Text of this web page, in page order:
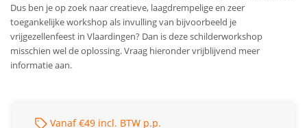
Dus ben je op zoek naar creatieve, laagdrempelige en zeer
toegankelijke workshop als invulling van bijvoorbeeld je
vrijgezellenfeest in Vlaardingen? Dan is deze schilderworkshop
misschien wel de oplossing. Vraag hieronder vrijblijvend meer
informatie aan.
Vanaf €49 incl. BTW p.p.